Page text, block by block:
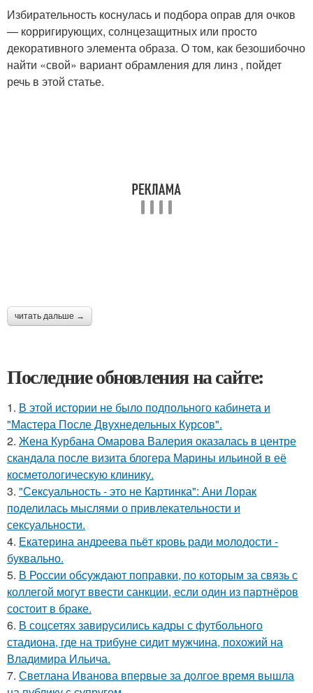
Избирательность коснулась и подбора оправ для очков
— корригирующих, солнцезащитных или просто
декоративного элемента образа. О том, как безошибочно
найти «свой» вариант обрамления для линз , пойдет
речь в этой статье.
читать дальше →
Последние обновления на сайте:
1. В этой истории не было подпольного кабинета и
"Мастера После Двухнедельных Курсов".
2. Жена Курбана Омарова Валерия оказалась в центре
скандала после визита блогера Марины ильиной в её
косметологическую клинику.
3. "Сексуальность - это не Картинка": Ани Лорак
поделилась мыслями о привлекательности и
сексуальности.
4. Екатерина андреева пьёт кровь ради молодости -
буквально.
5. В России обсуждают поправки, по которым за связь с
коллегой могут ввести санкции, если один из партнёров
состоит в браке.
6. В соцсетях завирусились кадры с футбольного
стадиона, где на трибуне сидит мужчина, похожий на
Владимира Ильича.
7. Светлана Иванова впервые за долгое время вышла